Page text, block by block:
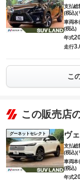
支払総
(税込)(
車両本
(税込)
年式
走行
こ
この販売店
グーネットセレクト ヴ
支払総
(税込)(
車両本
(税込)
年式